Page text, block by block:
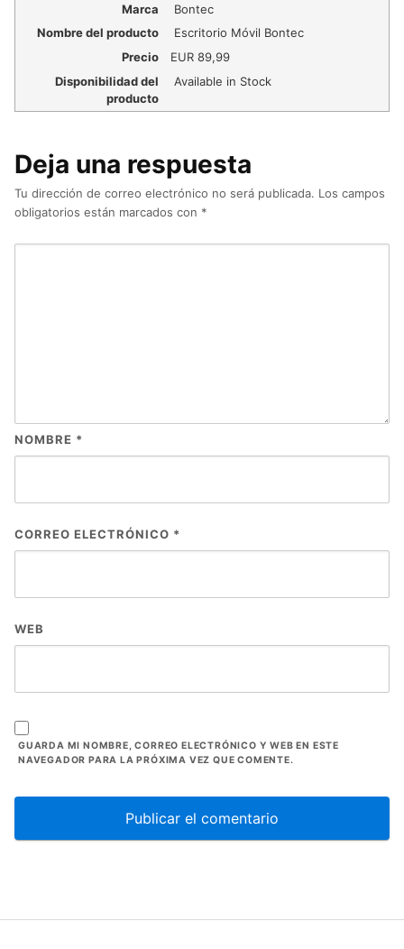
Marca
Bontec
Nombre del producto
Escritorio Móvil Bontec
Precio
EUR 89,99
Disponibilidad del
producto
Available in Stock
Deja una respuesta
Tu dirección de correo electrónico no será publicada. Los campos
obligatorios están marcados con *
NOMBRE *
CORREO ELECTRÓNICO *
WEB
GUARDA MI NOMBRE, CORREO ELECTRÓNICO Y WEB EN ESTE
NAVEGADOR PARA LA PRÓXIMA VEZ QUE COMENTE.